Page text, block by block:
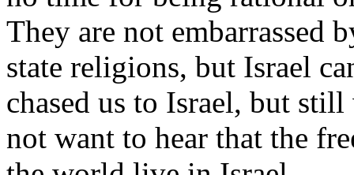
They are not embarrassed
state religions, but Israel
chased us to Israel, but still
not want to hear that the